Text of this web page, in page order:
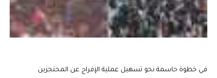
في خطوة حاسمة نحو تسهيل عملية الإفراج عن المحتجزين